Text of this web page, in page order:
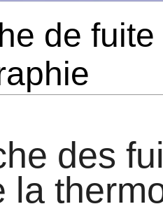
de
des
la